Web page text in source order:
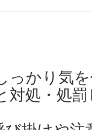
っかり気
対処・処